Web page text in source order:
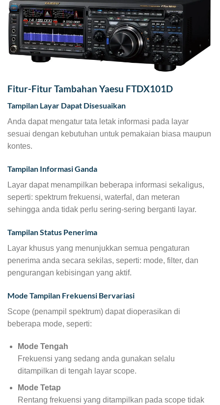
Fitur-Fitur Tambahan Yaesu FTDX101D
Tampilan Layar Dapat Disesuaikan
Anda dapat mengatur tata letak informasi pada layar
sesuai dengan kebutuhan untuk pemakaian biasa maupun
kontes.
Tampilan Informasi Ganda
Layar dapat menampilkan beberapa informasi sekaligus,
seperti: spektrum frekuensi, waterfal, dan meteran
sehingga anda tidak perlu sering-sering berganti layar.
Tampilan Status Penerima
Layar khusus yang menunjukkan semua pengaturan
penerima anda secara sekilas, seperti: mode, filter, dan
pengurangan kebisingan yang aktif.
Mode Tampilan Frekuensi Bervariasi
Scope (penampil spektrum) dapat dioperasikan di
beberapa mode, seperti:
Mode Tengah
Frekuensi yang sedang anda gunakan selalu
ditampilkan di tengah layar scope.
Mode Tetap
Rentang frekuensi yang ditampilkan pada scope tidak